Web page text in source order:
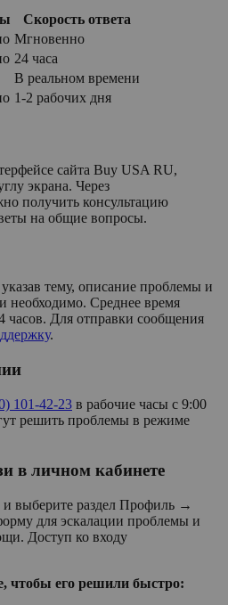
Скорость ответа
Мгновенно
24 часа
В реальном времени
1-2 рабочих дня
сайта Buy USA RU,
экрана. Через
получить консультацию
на общие вопросы.
тему, описание проблемы и
Среднее время
часов. Для отправки сообщения
.
101-42-23 в рабочие часы с 9:00
решить проблемы в режиме
в личном кабинете
выберите раздел Профиль →
для эскалации проблемы и
Доступ ко входу
чтобы его решили быстро: